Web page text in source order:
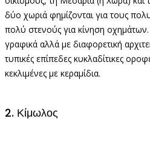
δύο χωριά φημίζονται για τους
πολύ στενούς για κίνηση
γραφικά αλλά με διαφορετική
τυπικές επίπεδες κυκλαδίτικες
κεκλιμένες με κεραμίδια.
2. Κίμωλος